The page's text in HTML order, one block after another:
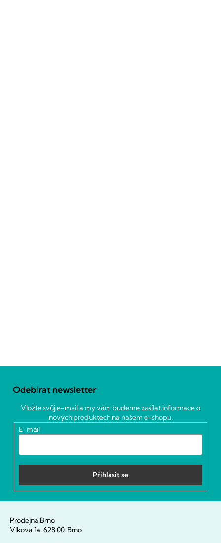
Odebírat newsletter
Vložte svůj e-mail a my vám budeme zasílat informace o
nových produktech na našem e-shopu.
E-mail
Přihlásit se
Prodejna Brno
Vlkova 1a, 628 00, Brno